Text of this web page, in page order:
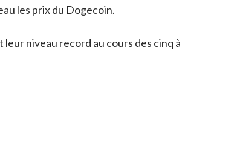
les prix du Dogecoin.
niveau record au cours des cinq à